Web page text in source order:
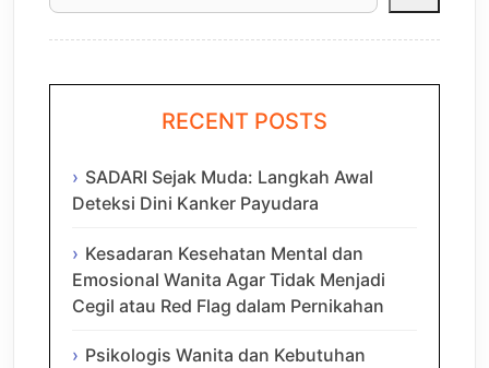
RECENT POSTS
SADARI Sejak Muda: Langkah Awal
Deteksi Dini Kanker Payudara
Kesadaran Kesehatan Mental dan
Emosional Wanita Agar Tidak Menjadi
Cegil atau Red Flag dalam Pernikahan
Psikologis Wanita dan Kebutuhan